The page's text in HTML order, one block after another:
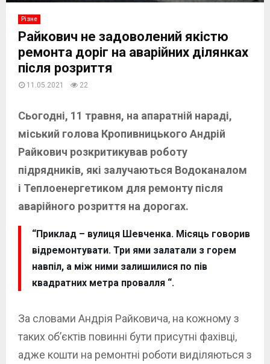
Різне
Райкович не задоволений якістю
ремонта доріг на аварійних ділянках
після розриття
11.05.2021 22
Сьогодні, 11 травня, на апаратній нараді,
міський голова Кропивницького Андрій
Райкович розкритикував роботу
підрядників, які залучаються Водоканалом
і Теплоенергетиком для ремонту після
аварійного розриття на дорогах.
“Приклад – вулиця Шевченка. Місяць говорив
відремонтувати. Три ями залатали з горем
навпіл, а між ними залишилися по пів
квадратних метра провалля “.
За словами Андрія Райковича, на кожному з
таких об’єктів повинні бути присутні фахівці,
адже кошти на ремонтні роботи виділяються з